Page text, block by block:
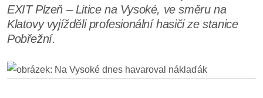
EXIT Plzeň – Litice na Vysoké, ve směru na
Klatovy vyjížděli profesionální hasiči ze stanice
Pobřežní.